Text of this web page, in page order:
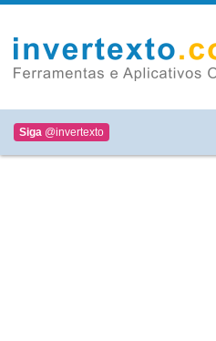
Siga @invertexto